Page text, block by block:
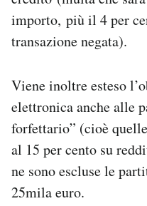
importo, più il 4 per
transazione negata).
Viene inoltre esteso
elettronica anche alle
forfettario” (cioè
al 15 per cento su
ne sono escluse le
25mila euro.